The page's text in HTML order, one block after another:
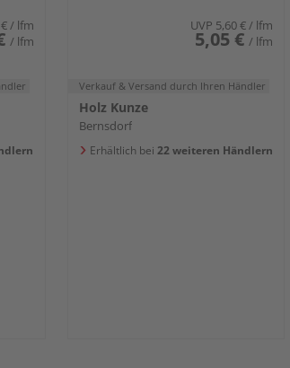
/ lfm
/ lfm
UVP 5,60 € / lfm
5,05 € / lfm
Verkauf & Versand durch Ihren Händler
Holz Kunze
Bernsdorf
Erhältlich bei 22 weiteren Händlern